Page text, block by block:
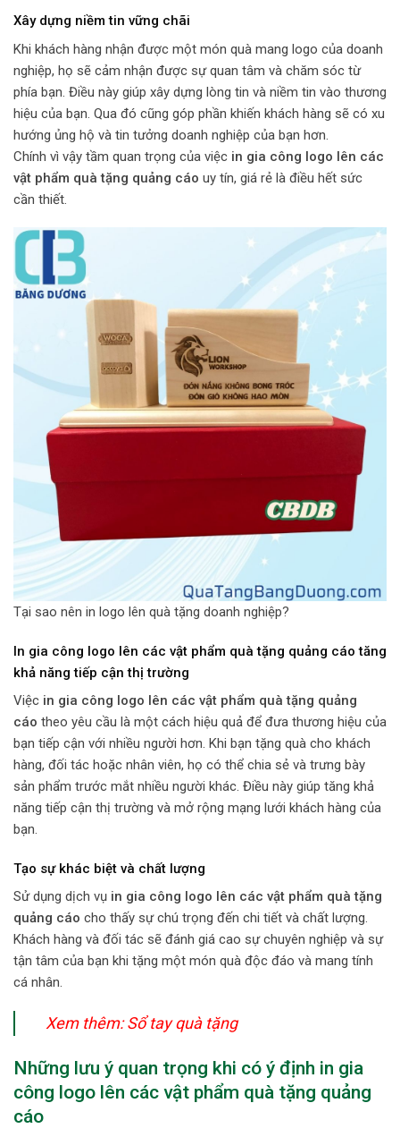
Xây dựng niềm tin vững chãi
Khi khách hàng nhận được một món quà mang logo của doanh
nghiệp, họ sẽ cảm nhận được sự quan tâm và chăm sóc từ
phía bạn. Điều này giúp xây dựng lòng tin và niềm tin vào thương
hiệu của bạn. Qua đó cũng góp phần khiến khách hàng sẽ có xu
hướng ủng hộ và tin tưởng doanh nghiệp của bạn hơn.
Chính vì vậy tầm quan trọng của việc in gia công logo lên các
vật phẩm quà tặng quảng cáo uy tín, giá rẻ là điều hết sức
cần thiết.
Tại sao nên in logo lên quà tặng doanh nghiệp?
In gia công logo lên các vật phẩm quà tặng quảng cáotăng
khả năng tiếp cận thị trường
Việc in gia công logo lên các vật phẩm quà tặng quảng
cáo theo yêu cầu là một cách hiệu quả để đưa thương hiệu của
bạn tiếp cận với nhiều người hơn. Khi bạn tặng quà cho khách
hàng, đối tác hoặc nhân viên, họ có thể chia sẻ và trưng bày
sản phẩm trước mắt nhiều người khác. Điều này giúp tăng khả
năng tiếp cận thị trường và mở rộng mạng lưới khách hàng của
bạn.
Tạo sự khác biệt và chất lượng
Sử dụng dịch vụ in gia công logo lên các vật phẩm quà tặng
quảng cáo cho thấy sự chú trọng đến chi tiết và chất lượng.
Khách hàng và đối tác sẽ đánh giá cao sự chuyên nghiệp và sự
tận tâm của bạn khi tặng một món quà độc đáo và mang tính
cá nhân.
Xem thêm:Sổ tay quà tặng
Những lưu ý quan trọng khi có ý định in gia
công logo lên các vật phẩm quà tặng quảng
cáo